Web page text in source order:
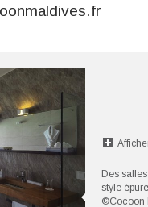
Des
style
©Cocoon